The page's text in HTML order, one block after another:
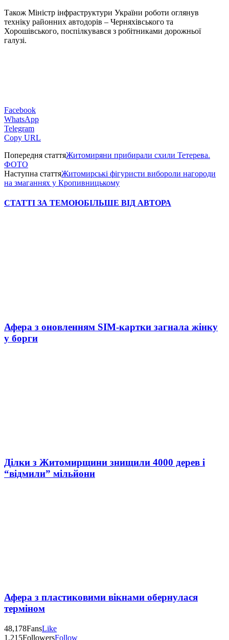
Також Міністр інфраструктури України роботи оглянув
техніку районних автодорів – Черняхівського та
Хорошівського, поспілкувався з робітниками дорожньої
галузі.
Facebook
WhatsApp
Telegram
Copy URL
Попередня статтяЖитомиряни прибирали схили Тетерева.
ФОТО
Наступна статтяЖитомирські фігуристи вибороли нагороди
на змаганнях у Кропивницькому
СТАТТІ ЗА ТЕМОЮБІЛЬШЕ ВІД АВТОРА
Афера з оновленням SIM-картки загнала жінку
у борги
Ділки з Житомирщини знищили 4000 дерев і
“відмили” мільйони
Афера з пластиковими вікнами обернулася
терміном
48,178FansLike
1,215FollowersFollow